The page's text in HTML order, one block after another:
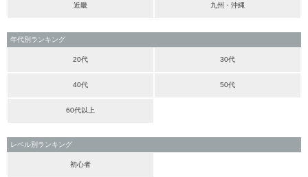
近畿 九州・沖縄
年代別ランキング
20代 30代
40代 50代
60代以上
レベル別ランキング
初心者